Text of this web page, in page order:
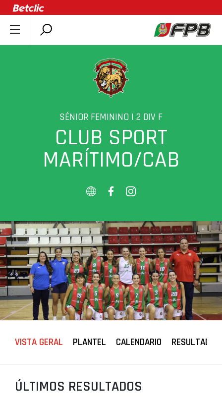
SOBRE A FPB
ASSOCIAÇÕES
AGENTES
AGENDA
ÁREA TÉCNICA
PROJETOS
LIGA BETCLIC MASCULINA
LIGA BETCLIC FEMININA
SÉNIOR FEMININO | 2 DIV F
CLUB SPORT
MARÍTIMO/CAB
VISTA GERAL PLANTEL CALENDARIO RESULTADOS
ÚLTIMOS RESULTADOS